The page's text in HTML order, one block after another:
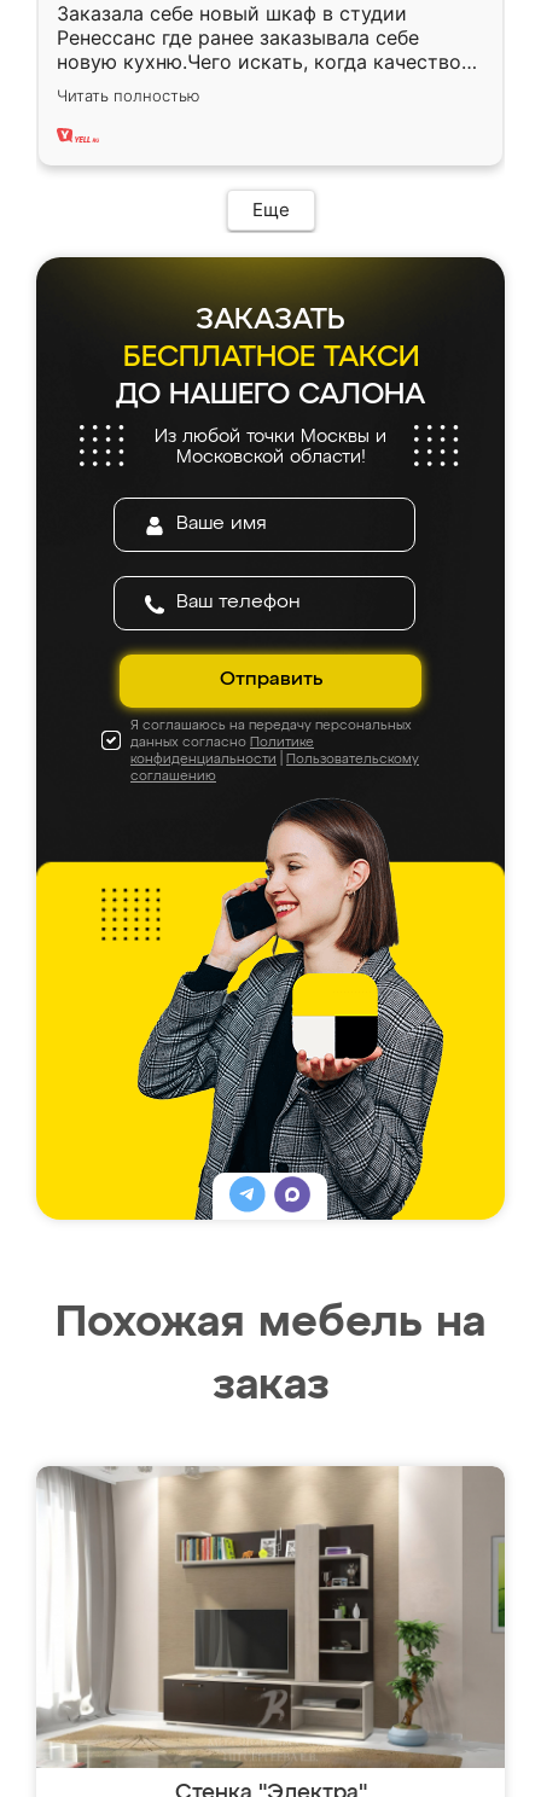
Заказала себе новый шкаф в студии
Ренессанс где ранее заказывала себе
новую кухню.Чего искать, когда качеством
вполне довольна. Служит кухня уже почти
два года, нареканий нет.
Читать полностью
Еще
ЗАКАЗАТЬ
БЕСПЛАТНОЕ ТАКСИ
ДО НАШЕГО САЛОНА
Из любой точки Москвы и
Московской области!
Отправить
Я соглашаюсь на передачу персональных
данных согласно Политике
конфиденциальности
Пользовательскому
соглашению
Похожая мебель на
заказ